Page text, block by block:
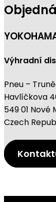
Výhradní
Pneu –
Havlíčkova
549 01 Nové
Czech